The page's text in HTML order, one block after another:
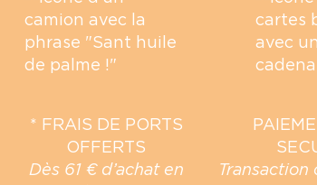
* FRAIS DE PORTS
OFFERTS
Dès 61 € d’achat en
Transaction